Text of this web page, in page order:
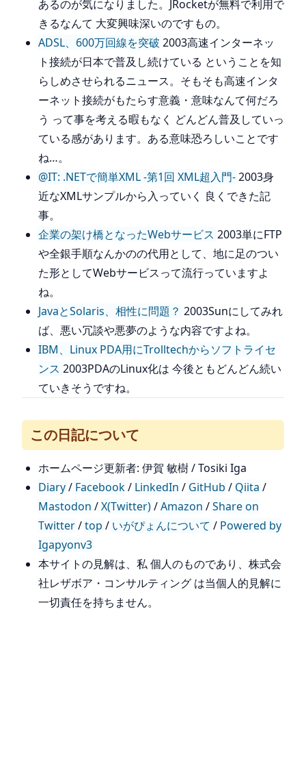
あるのが気になりました。JRocketが無料で利用で
きるなんて 大変興味深いのですもの。
ADSL、600万回線を突破 2003高速インターネッ
ト接続が日本で普及し続けている ということを知
らしめさせられるニュース。そもそも高速インタ
ーネット接続がもたらす意義・意味なんて何だろ
う って事を考える暇もなく どんどん普及していっ
ている感があります。ある意味恐ろしいことです
ね…。
@IT: .NETで簡単XML -第1回 XML超入門-2003身
近なXMLサンプルから入っていく 良くできた記
事。
企業の架け橋となったWebサービス 2003単にFTP
や全銀手順なんかのの代用として、地に足のつい
た形としてWebサービスって流行っていますよ
ね。
JavaとSolaris、相性に問題？ 2003Sunにしてみれ
ば、悪い冗談や悪夢のような内容ですよね。
IBM、Linux PDA用にTrolltechからソフトライセ
ンス 2003PDAのLinux化は 今後ともどんどん続い
ていきそうですね。
この日記について
ホームページ更新者: 伊賀 敏樹 / Tosiki Iga
Diary/ Facebook/ LinkedIn / GitHub / Qiita /
Mastodon /X(Twitter)/Amazon /Share on
Twitter/top / いがぴょんについて / Powered by
Igapyonv3
本サイトの見解は、私 個人のものであり、株式会
社レザボア・コンサルティング は当個人的見解に
一切責任を持ちません。